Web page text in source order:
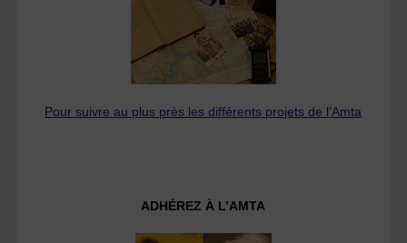
Pour suivre au plus près les différents projets de l’Amta
ADHÉREZ À L’AMTA